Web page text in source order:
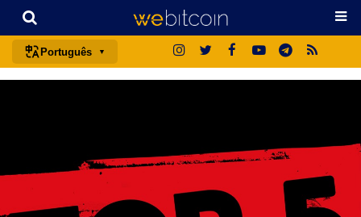
Português
français
deutsch